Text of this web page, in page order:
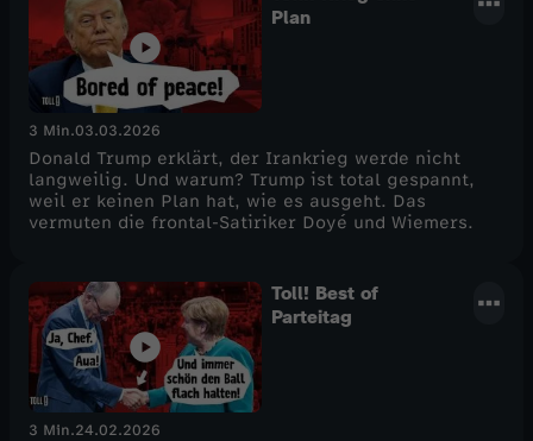
Plan
3 Min.03.03.2026
Donald Trump erklärt, der Irankrieg werde nicht
langweilig. Und warum? Trump ist total gespannt,
weil er keinen Plan hat, wie es ausgeht. Das
vermuten die frontal-Satiriker Doyé und Wiemers.
Toll! Best of
Parteitag
3 Min.24.02.2026